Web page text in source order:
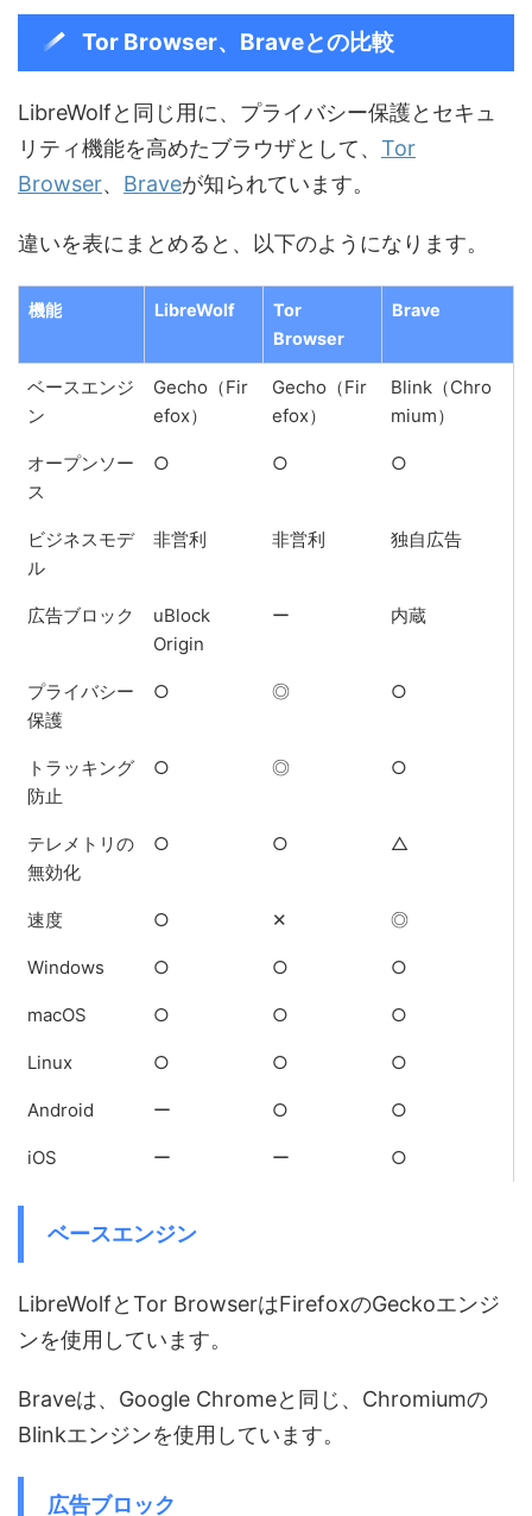
Tor Browser、Braveとの比較
LibreWolfと同じ用に、プライバシー保護とセキュ
リティ機能を高めたブラウザとして、 Tor
Browser、 Braveが知られています。
違いを表にまとめると、以下のようになります。
機能 LibreWolf
Tor
Browser
Brave
ベースエンジ
ン
Gecho（Fir
efox）
Gecho（Fir
efox）
Blink（Chro
mium）
オープンソー
ス
○ ○ ○
ビジネスモデ
ル
非営利 非営利 独自広告
広告ブロック
uBlock
Origin
ー 内蔵
プライバシー
保護
○ ◎ ○
トラッキング
防止
○ ◎ ○
テレメトリの
無効化
○ ○ △
速度 ○ ✕ ◎
Windows ○ ○ ○
macOS ○ ○ ○
Linux ○ ○ ○
Android ー ○ ○
iOS ー ー ○
ベースエンジン
LibreWolfとTor BrowserはFirefoxのGeckoエンジ
ンを使用しています。
Braveは、Google Chromeと同じ、Chromiumの
Blinkエンジンを使用しています。
広告ブロック